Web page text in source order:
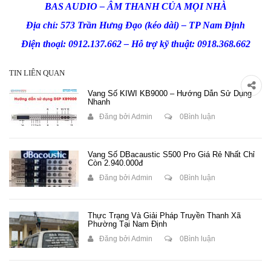
BAS AUDIO – ÂM THANH CỦA MỌI NHÀ
Địa chỉ: 573 Trần Hưng Đạo (kéo dài) – TP Nam Định
Điện thoại: 0912.137.662 – Hỗ trợ kỹ thuật: 0918.368.662
TIN LIÊN QUAN
Vang Số KIWI KB9000 – Hướng Dẫn Sử Dụng
Nhanh
Đăng bởi Admin 0Bình luận
Vang Số DBacaustic S500 Pro Giá Rẻ Nhất Chỉ
Còn 2.940.000đ
Đăng bởi Admin 0Bình luận
Thực Trạng Và Giải Pháp Truyền Thanh Xã
Phường Tại Nam Định
Đăng bởi Admin 0Bình luận